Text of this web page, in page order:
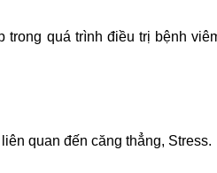
trong quá trình điều trị bệnh
quan đến căng thẳng, Stress.